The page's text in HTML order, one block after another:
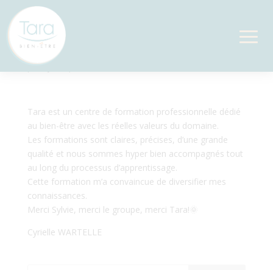
Je recommande
parSylvie
Tara est un centre de formation professionnelle dédié
au bien-être avec les réelles valeurs du domaine.
Les formations sont claires, précises, d’une grande
qualité et nous sommes hyper bien accompagnés tout
au long du processus d’apprentissage.
Cette formation m’a convaincue de diversifier mes
connaissances.
Merci Sylvie, merci le groupe, merci Tara!🌞
Cyrielle WARTELLE